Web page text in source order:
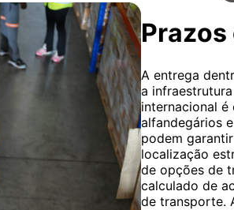
A entrega
a
internacional
alfandegários
podem
localização
de opções de
calculado de
de transporte.